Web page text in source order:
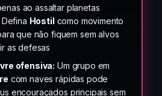
ao assaltar planetas
Hostil como movimento
que não fiquem sem alvos
as defesas
ofensiva: Um grupo em
com naves rápidas pode
encouraçados principais sem